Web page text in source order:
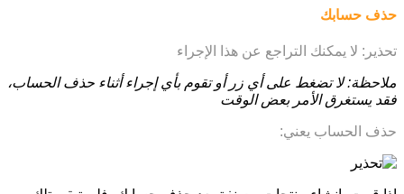
حذف حسابك
تحذير: لا يمكنك التراجع عن هذا الإجراء
ملاحظة: لا تضغط على أي زر أو تقوم بأي إجراء أثناء حذف الحساب،
فقد يستغرق الأمر بعض الوقت
حذف الحساب يعني: